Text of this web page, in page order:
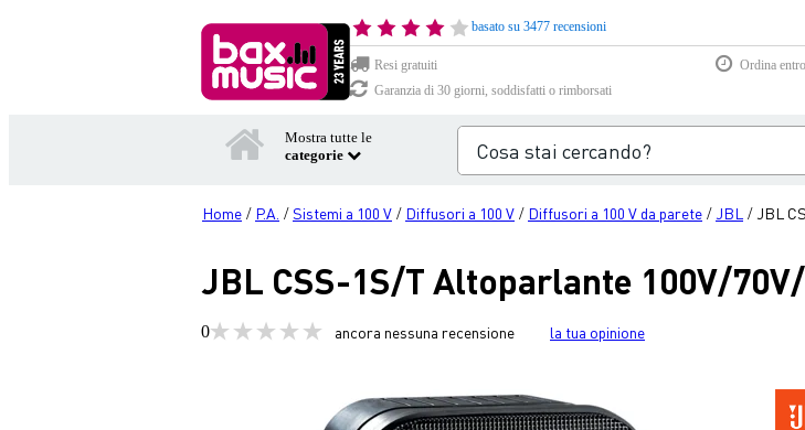
basato su 3477 recensioni
Resi gratuiti
Ordina
Garanzia di 30 giorni, soddisfatti o rimborsati
Mostra tutte le
categorie
Home / P.A. /Sistemi a 100 V / Diffusori a 100 V / Diffusori a 100 V da parete / JBL / JBL
JBL CSS-1S/T Altoparlante 100V/
0 ancora nessuna recensione la tua opinione